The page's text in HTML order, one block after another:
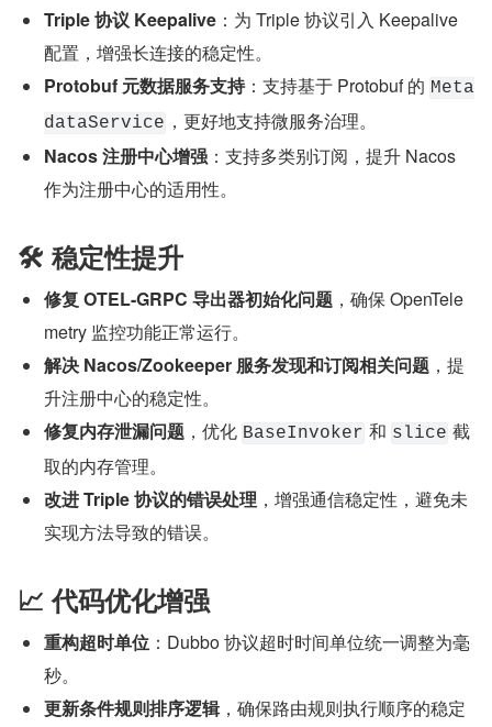
Triple 协议 Keepalive ：为 Triple 协议引入 Keepalive
配置，增强长连接的稳定性。
Protobuf 元数据服务支持：支持基于 Protobuf 的 Meta
dataService ，更好地支持微服务治理。
Nacos 注册中心增强 ：支持多类别订阅，提升 Nacos
作为注册中心的适用性。
🛠 稳定性提升
修复 OTEL-GRPC 导出器初始化问题 ，确保 OpenTele
metry 监控功能正常运行。
解决 Nacos/Zookeeper 服务发现和订阅相关问题 ，提
升注册中心的稳定性。
修复内存泄漏问题 ，优化 BaseInvoker 和 slice 截
取的内存管理。
改进 Triple 协议的错误处理 ，增强通信稳定性，避免未
实现方法导致的错误。
📈 代码优化增强
重构超时单位 ：Dubbo 协议超时时间单位统一调整为毫
秒。
更新条件规则排序逻辑，确保路由规则执行顺序的稳定